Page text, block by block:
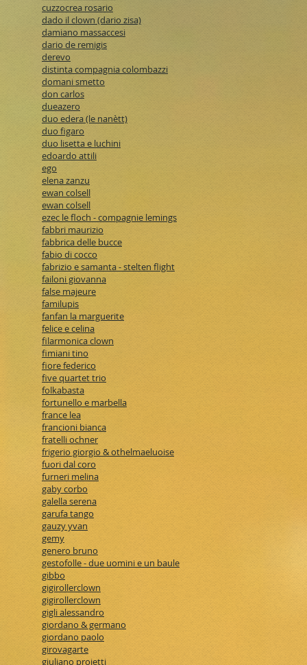
cuzzocrea rosario
dado il clown (dario zisa)
damiano massaccesi
dario de remigis
derevo
distinta compagnia colombazzi
domani smetto
don carlos
dueazero
duo edera (le nanètt)
duo figaro
duo lisetta e luchini
edoardo attili
ego
elena zanzu
ewan colsell
ewan colsell
ezec le floch - compagnie lemings
fabbri maurizio
fabbrica delle bucce
fabio di cocco
fabrizio e samanta - stelten flight
failoni giovanna
false majeure
familupis
fanfan la marguerite
felice e celina
filarmonica clown
fimiani tino
fiore federico
five quartet trio
folkabasta
fortunello e marbella
france lea
francioni bianca
fratelli ochner
frigerio giorgio & othelmaeluoise
fuori dal coro
furneri melina
gaby corbo
galella serena
garufa tango
gauzy yvan
gemy
genero bruno
gestofolle - due uomini e un baule
gibbo
gigirollerclown
gigirollerclown
gigli alessandro
giordano & germano
giordano paolo
girovagarte
giuliano proietti